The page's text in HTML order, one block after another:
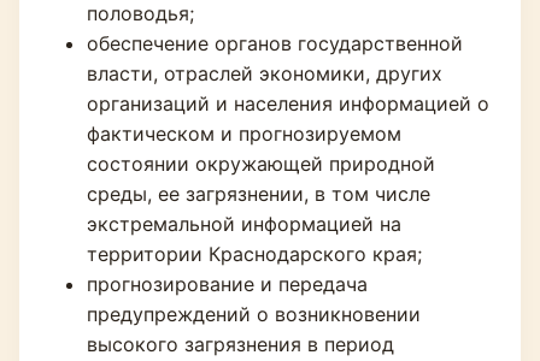
половодья;
обеспечение органов государственной
власти, отраслей экономики, других
организаций и населения информацией о
фактическом и прогнозируемом
состоянии окружающей природной
среды, ее загрязнении, в том числе
экстремальной информацией на
территории Краснодарского края;
прогнозирование и передача
предупреждений о возникновении
высокого загрязнения в период